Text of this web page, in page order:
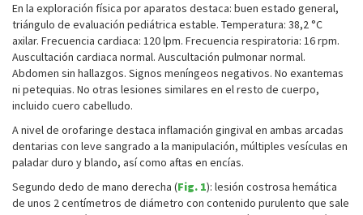
En la exploración física por aparatos destaca: buen estado general,
triángulo de evaluación pediátrica estable. Temperatura: 38,2 °C
axilar. Frecuencia cardiaca: 120 lpm. Frecuencia respiratoria: 16 rpm.
Auscultación cardiaca normal. Auscultación pulmonar normal.
Abdomen sin hallazgos. Signos meníngeos negativos. No exantemas
ni petequias. No otras lesiones similares en el resto de cuerpo,
incluido cuero cabelludo.
A nivel de orofaringe destaca inflamación gingival en ambas arcadas
dentarias con leve sangrado a la manipulación, múltiples vesículas en
paladar duro y blando, así como aftas en encías.
Segundo dedo de mano derecha (Fig. 1): lesión costrosa hemática
de unos 2 centímetros de diámetro con contenido purulento que sale